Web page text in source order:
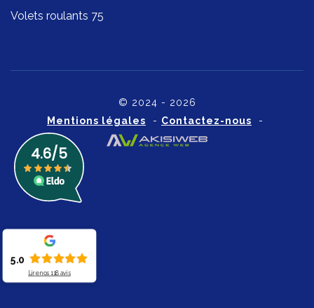
Volets roulants 75
© 2024 - 2026
Mentions légales - Contactez-nous -
5.0
Lire nos 118 avis